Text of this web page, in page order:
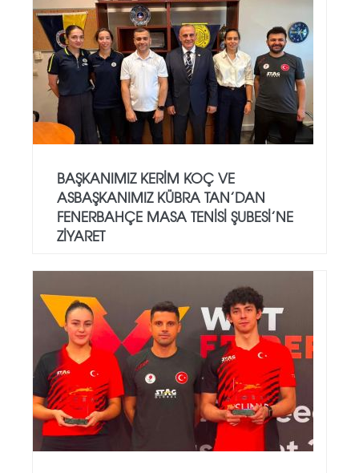
BAŞKANIMIZ KERIM KOÇ VE
ASBAŞKANIMIZ KÜBRA TAN’DAN
FENERBAHÇE MASA TENISI ŞUBESI’NE
ZIYARET